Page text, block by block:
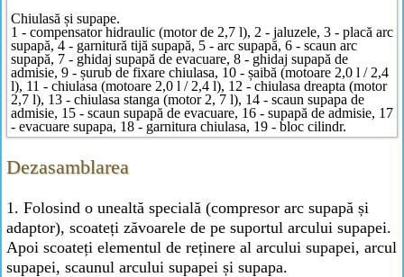
Chiulasă și supape.
1 - compensator hidraulic (motor de 2,7 l), 2 - jaluzele, 3 - placă arc
supapă, 4 - garnitură tijă supapă, 5 - arc supapă, 6 - scaun arc
supapă, 7 - ghidaj supapă de evacuare, 8 - ghidaj supapă de
admisie, 9 - șurub de fixare chiulasa, 10 - șaibă (motoare 2,0 l / 2,4
l), 11 - chiulasa (motoare 2,0 l / 2,4 l), 12 - chiulasa dreapta (motor
2,7 l), 13 - chiulasa stanga (motor 2, 7 l), 14 - scaun supapa de
admisie, 15 - scaun supapă de evacuare, 16 - supapă de admisie, 17
- evacuare supapa, 18 - garnitura chiulasa, 19 - bloc cilindr.
Dezasamblarea
1. Folosind o unealtă specială (compresor arc supapă și
adaptor), scoateți zăvoarele de pe suportul arcului supapei.
Apoi scoateți elementul de reținere al arcului supapei, arcul
supapei, scaunul arcului supapei și supapa.